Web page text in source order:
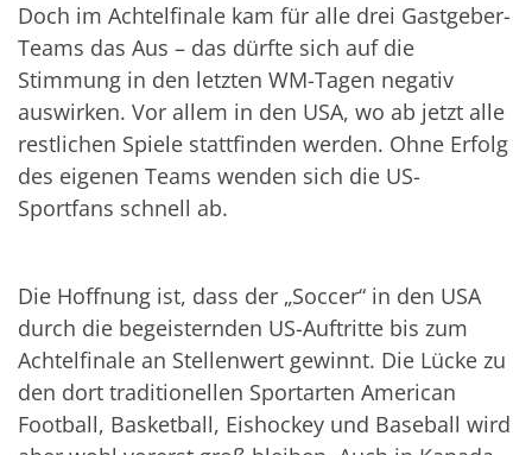
Doch im Achtelfinale kam für alle drei Gastgeber-
Teams das Aus – das dürfte sich auf die
Stimmung in den letzten WM-Tagen negativ
auswirken. Vor allem in den USA, wo ab jetzt alle
restlichen Spiele stattfinden werden. Ohne Erfolg
des eigenen Teams wenden sich die US-
Sportfans schnell ab.
Die Hoffnung ist, dass der „Soccer“ in den USA
durch die begeisternden US-Auftritte bis zum
Achtelfinale an Stellenwert gewinnt. Die Lücke zu
den dort traditionellen Sportarten American
Football, Basketball, Eishockey und Baseball wird